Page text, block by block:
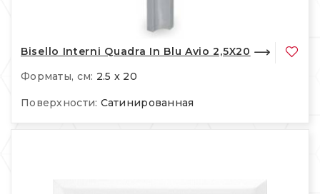
Bisello Interni Quadra In Blu Avio 2,5X20
Форматы, см: 2.5 x 20
Поверхности: Сатинированная